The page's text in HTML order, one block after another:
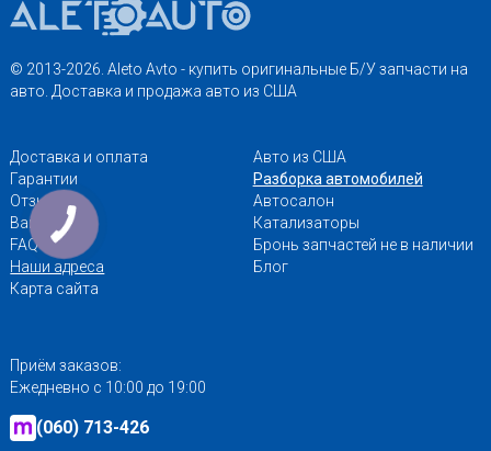
© 2013-2026. Aleto Avto - купить оригинальные Б/У запчасти на
авто. Доставка и продажа авто из США
Доставка и оплата
Гарантии
Отзывы
Вакансии
FAQ
Наши адреса
Карта сайта
Авто из США
Разборка автомобилей
Автосалон
Катализаторы
Бронь запчастей не в наличии
Блог
Приём заказов:
Ежедневно с 10:00 до 19:00
(060) 713-426
КНОПКА
ЗВ'ЯЗКУ